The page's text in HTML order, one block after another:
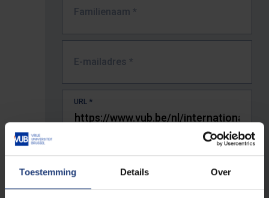
Toestemming Details Over
Familienaam *
E-mailadres *
URL *
De volledige URL van de pagina waar je de fout zag.